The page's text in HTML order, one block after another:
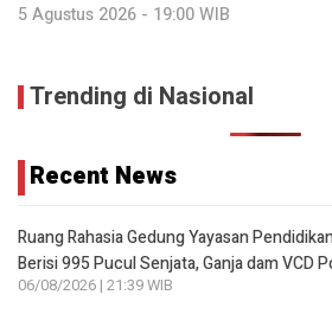
5 Agustus 2026 - 19:00 WIB
Trending di Nasional
Recent News
Ruang Rahasia Gedung Yayasan
Berisi 995 Pucul Senjata, Ganja dam VCD
06/08/2026 | 21:39 WIB